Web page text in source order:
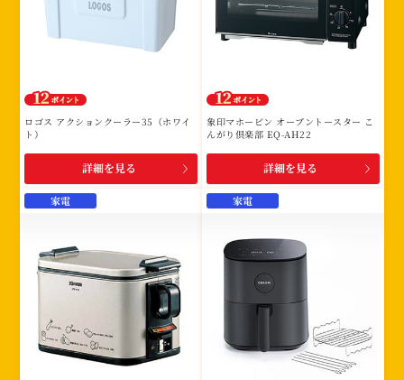
ロゴス アクションクーラー35（ホワイ
ト）
詳細を見る
象印マホービン オーブントースター こ
んがり倶楽部 EQ-AH22
詳細を見る
家電 家電